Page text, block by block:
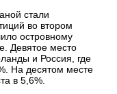
стали
во втором
островному
Девятое место
и Россия, где
На десятом месте
в 5,6%.